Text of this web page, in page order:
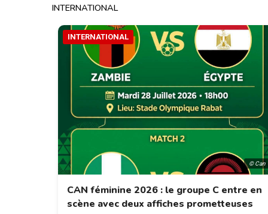
INTERNATIONAL
© Can
INTERNATIONAL
CAN féminine 2026 : le groupe C entre en
scène avec deux affiches prometteuses